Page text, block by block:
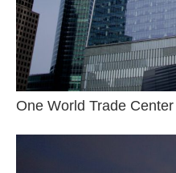
One World Trade Center